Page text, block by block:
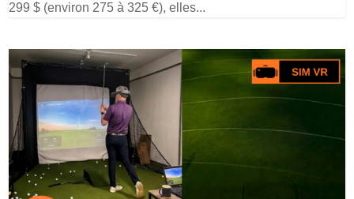
299 $ (environ 275 à 325 €), elles...